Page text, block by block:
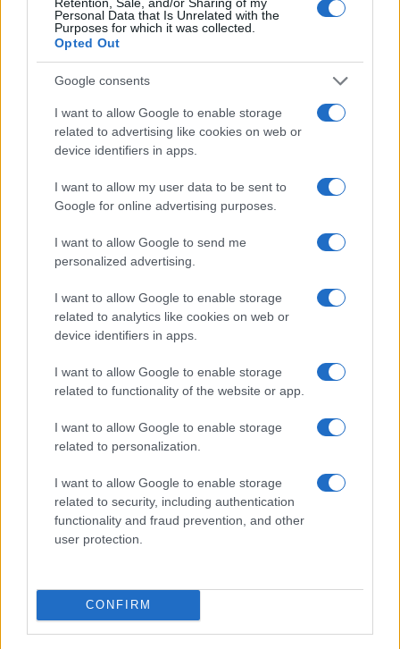
Personal Data that Is Unrelated with the
Purposes for which it was collected.
Opted Out
Google consents
I want to allow Google to enable storage
related to advertising like cookies on web or
device identifiers in apps.
I want to allow my user data to be sent to
Google for online advertising purposes.
I want to allow Google to send me
personalized advertising.
I want to allow Google to enable storage
related to analytics like cookies on web or
device identifiers in apps.
I want to allow Google to enable storage
related to functionality of the website or app.
I want to allow Google to enable storage
related to personalization.
I want to allow Google to enable storage
related to security, including authentication
functionality and fraud prevention, and other
user protection.
CONFIRM
Giorgia Stromeo
Continua a leggere
FINANZA